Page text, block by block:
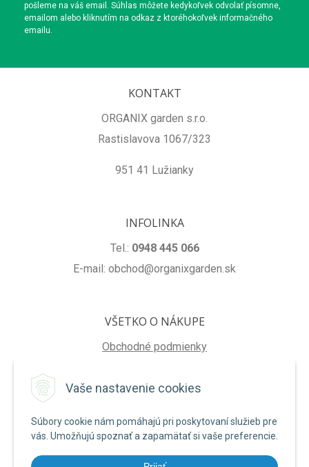
Vaše nastavenie cookies
Súbory cookie nám pomáhajú pri poskytovaní služieb pre
vás. Umožňujú spoznať a zapamätať si vaše preferencie.
pošleme na váš email. Súhlas môžete kedykoľvek odvolať písomne,
emailom alebo kliknutím na odkaz z ktoréhokoľvek informačného
emailu.
KONTAKT
ORGANIX garden s.r.o.
Rastislavova 1067/323
951 41 Lužianky
INFOLINKA
Tel.: 0948 445 066
E-mail: obchod@organixgarden.sk
VŠETKO O NÁKUPE
Obchodné podmienky
Reklamačné podmienky
NA STIAHNUTIE
Formulár na odstúpenie od zmluvy